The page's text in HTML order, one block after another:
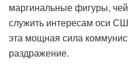
маргинальные фигуры,
служить интересам оси
эта мощная сила
раздражение.